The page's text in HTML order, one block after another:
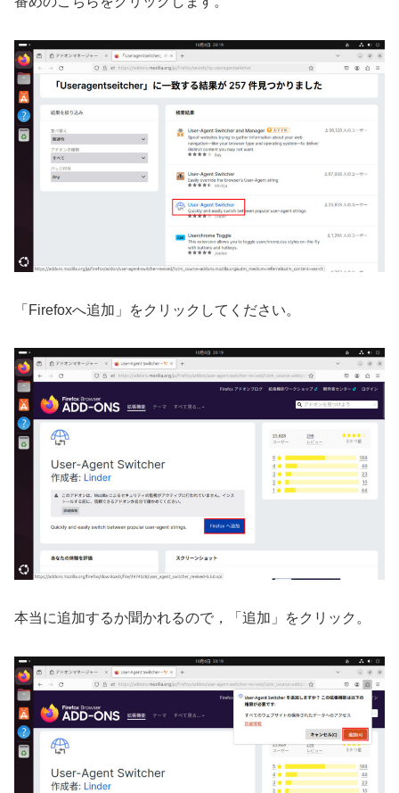
「Firefoxへ追加」をクリックしてください。
本当に追加するか聞かれるので，「追加」をクリック。